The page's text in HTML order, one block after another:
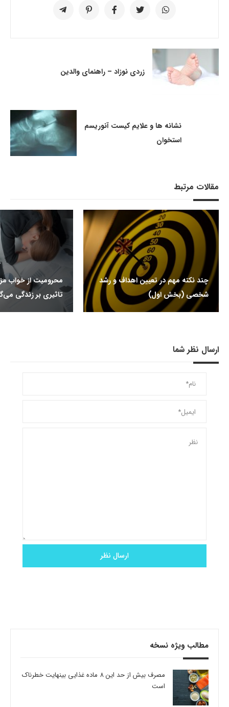
زردی نوزاد – راهنمای والدین
نشانه ها و علایم کیست آنوریسم
استخوان
مقالات مرتبط
چند نکته مهم در تعیین اهداف و رشد
شخصی (بخش اول)
محرومیت از خواب
تاثیری بر زندگی
ارسال نظر شما
مطالب ویژه نسخه
مصرف بیش از حد این 8 ماده غذایی بینهایت خطرناک
است